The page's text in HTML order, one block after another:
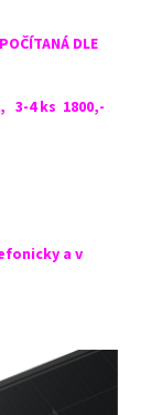
DLE
4 ks 1800,-
a v